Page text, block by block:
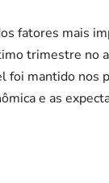
fatores mais
trimestre no
foi mantido nos
e as